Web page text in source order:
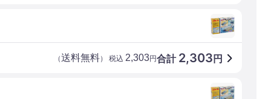
合計 2,303 円
（送料無料） 税込 2,303円